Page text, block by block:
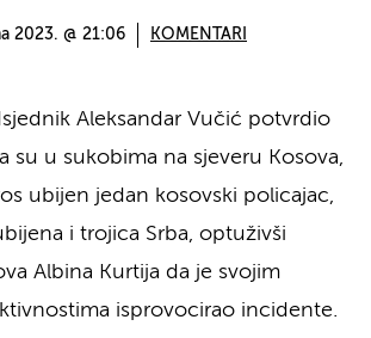
2023. @ 21:06 KOMENTARI
Aleksandar Vučić potvrdio
su u sukobima na sjeveru Kosova,
ubijen jedan kosovski policajac,
i trojica Srba, optuživši
Albina Kurtija da je svojim
isprovocirao incidente.